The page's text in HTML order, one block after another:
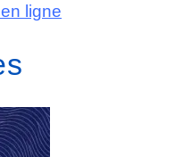
ligne